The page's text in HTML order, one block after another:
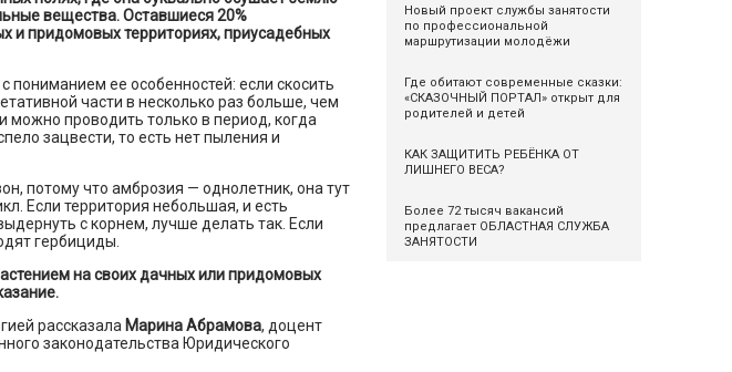
вещества. Оставшиеся 20%
и придомовых территориях, приусадебных
пониманием ее особенностей: если скосить
части в несколько раз больше, чем
проводить только в период, когда
зацвести, то есть нет пыления и
потому что амброзия — однолетник, она тут
Если территория небольшая, и есть
с корнем, лучше делать так. Если
гербициды.
на своих дачных или придомовых
рассказала Марина Абрамова, доцент
законодательства Юридического
Новый проект службы занятости
по профессиональной
маршрутизации молодёжи
Где обитают современные сказки:
«СКАЗОЧНЫЙ ПОРТАЛ» открыт для
родителей и детей
КАК ЗАЩИТИТЬ РЕБЁНКА ОТ
ЛИШНЕГО ВЕСА?
Более 72 тысяч вакансий
предлагает ОБЛАСТНАЯ СЛУЖБА
ЗАНЯТОСТИ